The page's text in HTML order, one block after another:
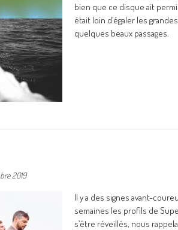
bien que ce disque ait
était loin d’égaler les
quelques beaux passages.
2019
Il y a des signes avant-
semaines les profils de
s’être réveillés, nous